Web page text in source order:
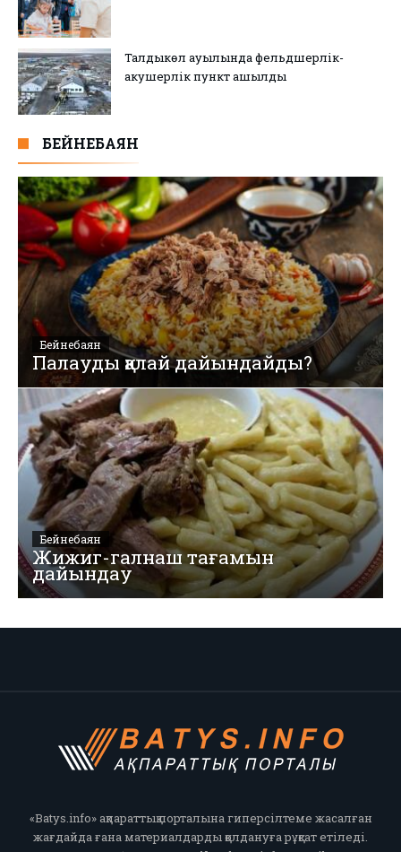
Талдыкөл ауылында фельдшерлік-
акушерлік пункт ашылды
БЕЙНЕБАЯН
Бейнебаян
Палауды қалай дайындайды?
Бейнебаян
Жижиг-галнаш тағамын
дайындау
«Batys.info» ақпараттық порталына гиперсілтеме жасалған
жағдайда ғана материалдарды қолдануға рұқсат етіледі.